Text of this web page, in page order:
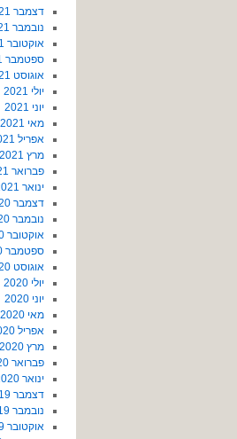
דצמבר 2021
נובמבר 2021
אוקטובר 2021
ספטמבר 2021
אוגוסט 2021
יולי 2021
יוני 2021
מאי 2021
אפריל 2021
מרץ 2021
פברואר 2021
ינואר 2021
דצמבר 2020
נובמבר 2020
אוקטובר 2020
ספטמבר 2020
אוגוסט 2020
יולי 2020
יוני 2020
מאי 2020
אפריל 2020
מרץ 2020
פברואר 2020
ינואר 2020
דצמבר 2019
נובמבר 2019
אוקטובר 2019